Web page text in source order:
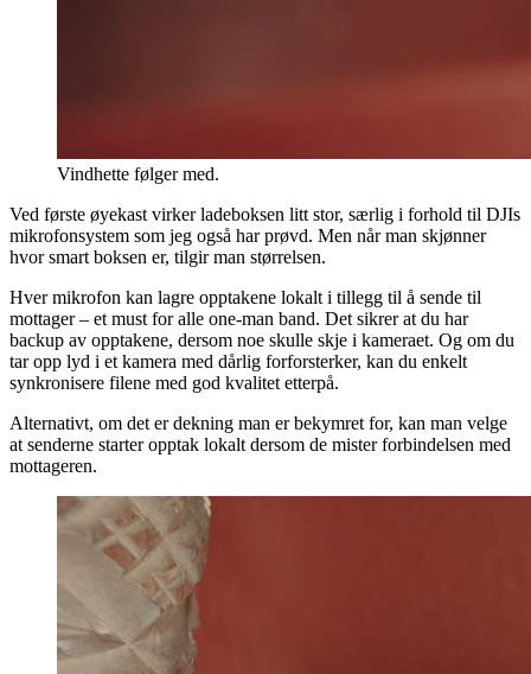
Vindhette følger med.
Ved første øyekast virker ladeboksen litt stor, særlig i forhold til DJIs
mikrofonsystem som jeg også har prøvd. Men når man skjønner
hvor smart boksen er, tilgir man størrelsen.
Hver mikrofon kan lagre opptakene lokalt i tillegg til å sende til
mottager – et must for alle one-man band. Det sikrer at du har
backup av opptakene, dersom noe skulle skje i kameraet. Og om du
tar opp lyd i et kamera med dårlig forforsterker, kan du enkelt
synkronisere filene med god kvalitet etterpå.
Alternativt, om det er dekning man er bekymret for, kan man velge
at senderne starter opptak lokalt dersom de mister forbindelsen med
mottageren.